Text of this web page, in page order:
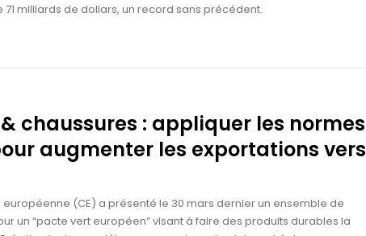
71 milliards de dollars, un record sans précédent.
chaussures : appliquer les normes
augmenter les exportations vers
européenne (CE) a présenté le 30 mars dernier un ensemble de
un “pacte vert européen” visant à faire des produits durables la